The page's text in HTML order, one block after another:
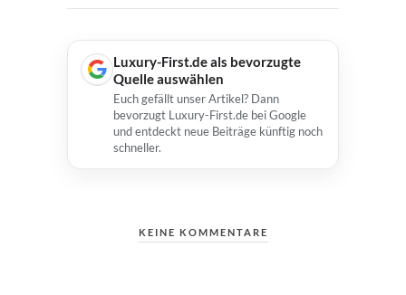
Luxury-First.de als bevorzugte
Quelle auswählen
Euch gefällt unser Artikel? Dann
bevorzugt Luxury-First.de bei Google
und entdeckt neue Beiträge künftig noch
schneller.
KEINE KOMMENTARE